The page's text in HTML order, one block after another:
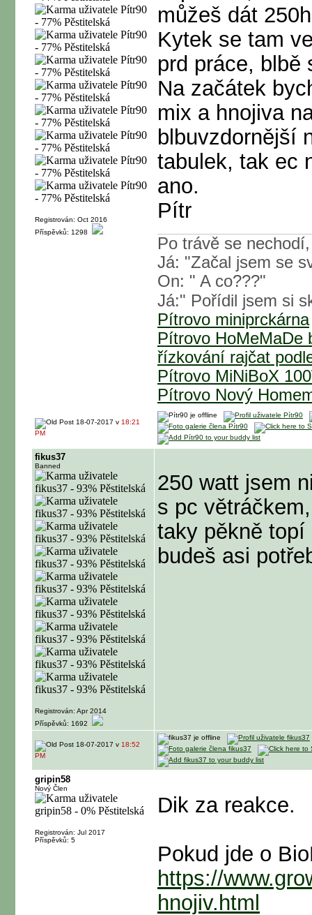
Registrován: Oct 2016
Příspěvků: 1298
můžeš dát
Kytek se tam
prd práce, blbě
Na začátek
mix a hnojiva
blbuvzdornější
tabulek, tak ec
ano.
Pítr
Po trávě se
Já: "Začal jsem se
On: " A co???"
Já:" Pořídil jsem si
Pítrovo miniprckárna
Pítrovo HoMeMaDe
řízkování rajčat
Pítrovo MiNiBoX
Pítrovo Nový
18-07-2017 v 18:21
PM
fikus37
Banned
Registrován: Apr 2014
Příspěvků: 1692
250 watt jsem
s pc
taky pěkně
budeš asi
18-07-2017 v 18:52
PM
gripin58
Nový Člen
Registrován: Jul 2017
Příspěvků: 5
Dik za reakce.
Pokud jde o
https://
hnojiv.html